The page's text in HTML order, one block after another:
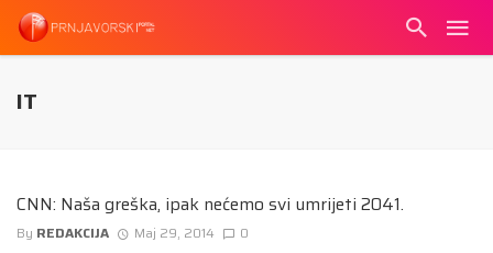
IT
CNN: Naša greška, ipak nećemo svi umrijeti 2041.
By REDAKCIJA Maj 29, 2014 0